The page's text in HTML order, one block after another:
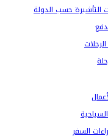
التأشيرة حسب الدولة
السفر